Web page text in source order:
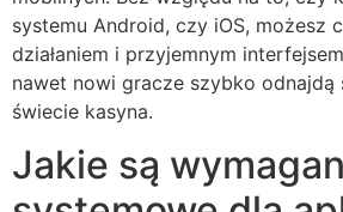
systemu Android, czy iOS, możesz
działaniem i przyjemnym
nawet nowi gracze szybko odnajdą
świecie kasyna.
Jakie są